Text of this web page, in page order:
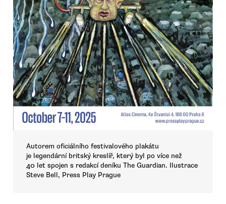
Autorem oficiálního festivalového plakátu
je legendární britský kreslíř, který byl po více než
40 let spojen s redakcí deníku The Guardian. Ilustrace
Steve Bell, Press Play Prague